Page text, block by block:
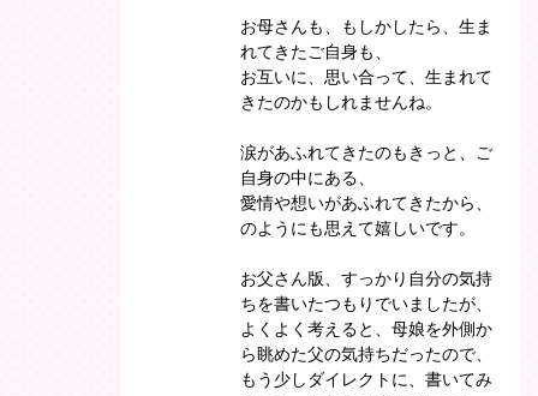
お母さんも、もしかしたら、生ま
れてきたご自身も、
お互いに、思い合って、生まれて
きたのかもしれませんね。
涙があふれてきたのもきっと、ご
自身の中にある、
愛情や想いがあふれてきたから、
のようにも思えて嬉しいです。
お父さん版、すっかり自分の気持
ちを書いたつもりでいましたが、
よくよく考えると、母娘を外側か
ら眺めた父の気持ちだったので、
もう少しダイレクトに、書いてみ